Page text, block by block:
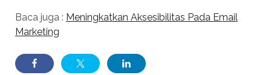
Baca juga : Meningkatkan Aksesibilitas Pada Email
Marketing